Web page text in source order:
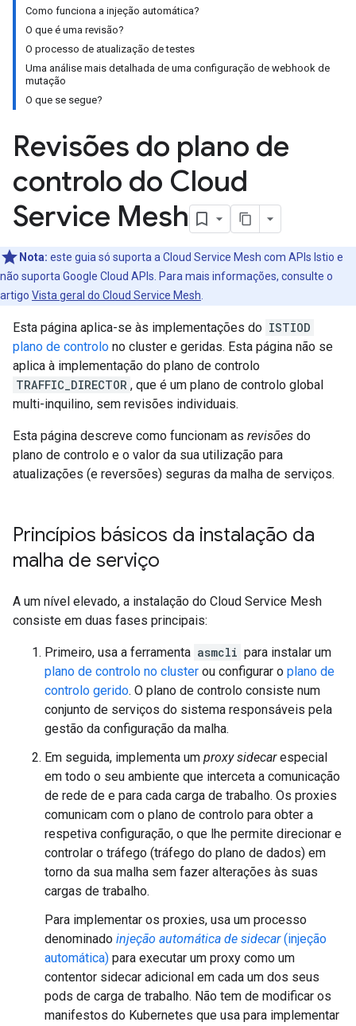
Como funciona a injeção automática?
O que é uma revisão?
O processo de atualização de testes
Uma análise mais detalhada de uma configuração de webhook de
mutação
O que se segue?
Revisões do plano de
controlo do Cloud
Service Mesh
Nota: este guia só suporta a Cloud Service Mesh com APIs Istio e
não suporta Google Cloud APIs. Para mais informações, consulte o
artigo Vista geral do Cloud Service Mesh
Esta página aplica-se às implementações do ISTIOD
plano de controlo no cluster e geridas. Esta página não se
aplica à implementação do plano de controlo
TRAFFIC_DIRECTOR , que é um plano de controlo global
multi-inquilino, sem revisões individuais.
Esta página descreve como funcionam as revisões do
plano de controlo e o valor da sua utilização para
atualizações (e reversões) seguras da malha de serviços.
Princípios básicos da instalação da
malha de serviço
A um nível elevado, a instalação do Cloud Service Mesh
consiste em duas fases principais:
Primeiro, usa a ferramenta asmcli para instalar um
plano de controlo no cluster ou configurar o plano de
controlo gerido. O plano de controlo consiste num
conjunto de serviços do sistema responsáveis pela
gestão da configuração da malha.
Em seguida, implementa um proxy sidecarespecial
em todo o seu ambiente que interceta a comunicação
de rede de e para cada carga de trabalho. Os proxies
comunicam com o plano de controlo para obter a
respetiva configuração, o que lhe permite direcionar e
controlar o tráfego (tráfego do plano de dados) em
torno da sua malha sem fazer alterações às suas
cargas de trabalho.
Para implementar os proxies, usa um processo
denominado injeção automática de sidecar(injeção
automática) para executar um proxy como um
contentor sidecar adicional em cada um dos seus
pods de carga de trabalho. Não tem de modificar os
manifestos do Kubernetes que usa para implementar